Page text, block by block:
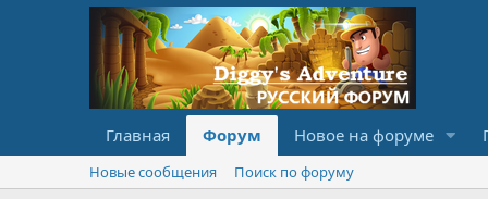
Главная Форум Новое на форуме
Новые сообщения
Поиск по форуму